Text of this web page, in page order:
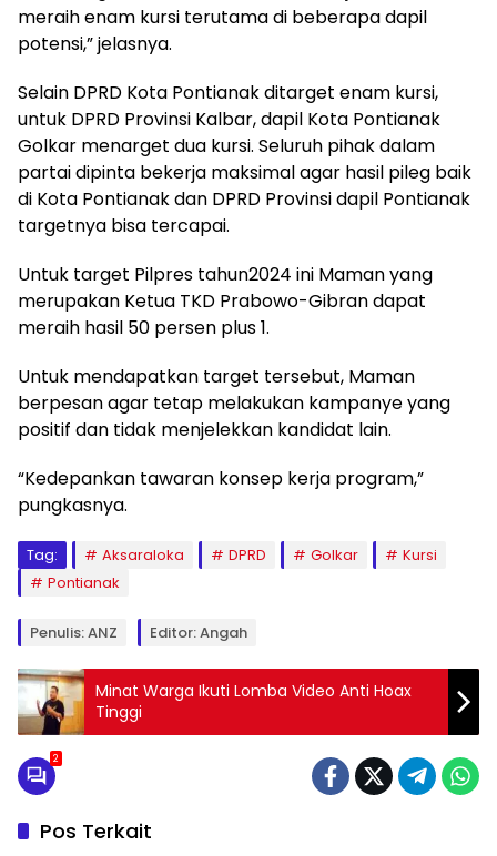
meraih enam kursi terutama di beberapa dapil
potensi,” jelasnya.
Selain DPRD Kota Pontianak ditarget enam kursi,
untuk DPRD Provinsi Kalbar, dapil Kota Pontianak
Golkar menarget dua kursi. Seluruh pihak dalam
partai dipinta bekerja maksimal agar hasil pileg baik
di Kota Pontianak dan DPRD Provinsi dapil Pontianak
targetnya bisa tercapai.
Untuk target Pilpres tahun2024 ini Maman yang
merupakan Ketua TKD Prabowo-Gibran dapat
meraih hasil 50 persen plus 1.
Untuk mendapatkan target tersebut, Maman
berpesan agar tetap melakukan kampanye yang
positif dan tidak menjelekkan kandidat lain.
“Kedepankan tawaran konsep kerja program,”
pungkasnya.
Tag: Aksaraloka DPRD Golkar
Kursi
Pontianak
Penulis: ANZ Editor: Angah
Minat Warga Ikuti Lomba Video Anti Hoax
Tinggi
2
Pos Terkait